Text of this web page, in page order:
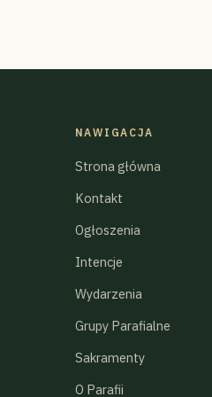
NAWIGACJA
Strona główna
Kontakt
Ogłoszenia
Intencje
Wydarzenia
Grupy Parafialne
Sakramenty
O Parafii